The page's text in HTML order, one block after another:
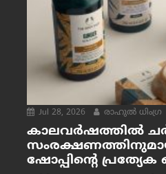
Jul 28, 2026 രാഹുല്‍ ധിംഗ്ര
കാലവർഷത്തിൽ
ഷോപ്പിന്റെ